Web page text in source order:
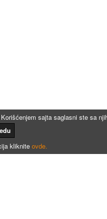
sajta saglasni ste sa
kliknite ovde.